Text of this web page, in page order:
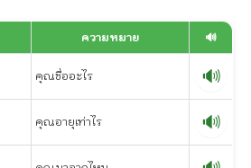
ความหมาย 🔊
คุณชื่ออะไร 🔊
คุณอายุเท่าไร 🔊